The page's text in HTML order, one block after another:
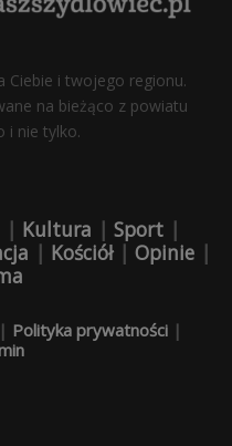
Ciebie i twojego regionu.
na bieżąco z powiatu
i nie tylko.
| Kultura | Sport |
| Kościół| Opinie |
Polityka prywatności|